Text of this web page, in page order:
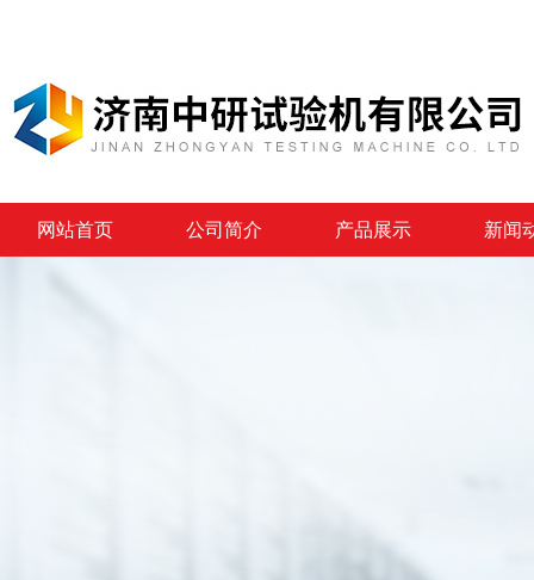
网站首页 公司简介 产品展示 新闻